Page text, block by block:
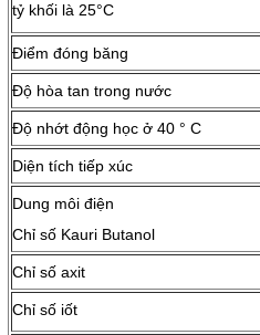
tỷ khối là 25°C
Điểm đóng băng
Độ hòa tan trong nước
Độ nhớt động học ở 40 ° C
Diện tích tiếp xúc
Dung môi điện
Chỉ số Kauri Butanol
Chỉ số axit
Chỉ số iốt